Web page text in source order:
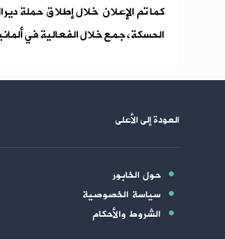
كما تم الإعلان خلال إطلاق حملة
الحسكة، جمع خلال الفعالية في
العودة إلى الأعلى
حول الخابور
سياسة الخصوصية
الشروط والأحكام